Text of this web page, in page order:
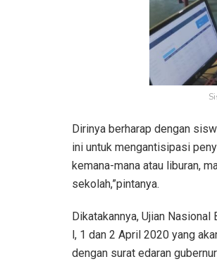
Dirinya berharap dengan
ini untuk mengantisipasi
kemana-mana atau liburan,
sekolah,”pintanya.
Dikatakannya, Ujian
l, 1 dan 2 April 2020 yang
dengan surat edaran